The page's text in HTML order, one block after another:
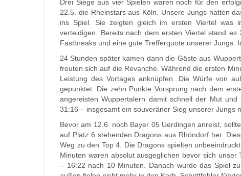
Drei Siege aus vier Spielen waren noch für den
22.5. die Rheinstars aus Köln. Unsere Jungs hatten
ins Spiel. Sie zeigten gleich im ersten Viertel was
verteidigen. Bereits nach dem ersten Viertel stand
Fastbreaks und eine gute Trefferquote unserer Jungs.
24 Stunden später kamen dann die Gäste aus
freuten sich auf die Revanche. Während die ersten
Leistung des Vortages anknüpfen. Die Würfe von
gepunktet. Die zehn Punkte Vorsprung nach dem
angereisten Wuppertalern damit schnell der Mut
31:16 – insgesamt ein souveräner Sieg unserer Jungs
Bevor am 12.6. noch Bayer 05 Uerdingen anreist,
auf Platz 6 stehenden Dragons aus Rhöndorf her.
Weg zu den Top 4. Die Dragons spielten
Minuten waren absolut ausgeglichen bevor sich
– 16:22 nach 10 Minuten. Danach wurde das Spiel